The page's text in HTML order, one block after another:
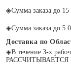
◈Сумма заказа до
◈Сумма заказа до 5
Доставка по
◈В течение 3-х